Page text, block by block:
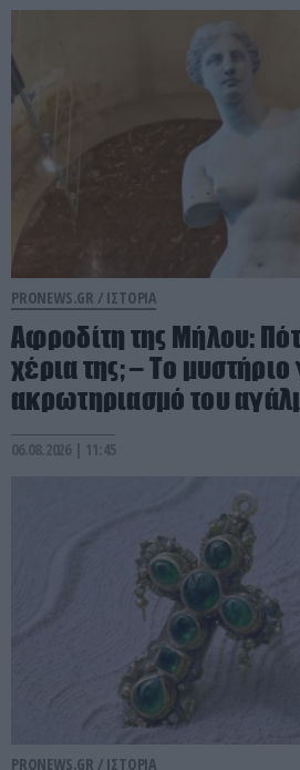
PRONEWS.GR / ΙΣΤΟΡΙΑ
Αφροδίτη της Μήλου:
χέρια της; – Το
ακρωτηριασμό του
06.08.2026 | 11:45
PRONEWS.GR / ΙΣΤΟΡΙΑ